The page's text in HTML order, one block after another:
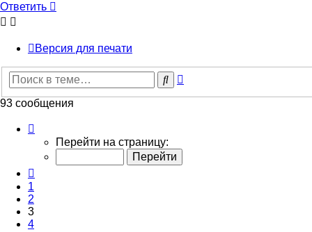
Ответить
Версия для печати
Поиск
93 сообщения
10
Перейти на страницу:
1
2
3
4